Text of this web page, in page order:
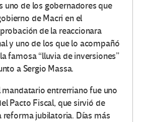
uno de los gobernadores que
de Macri en el
de la reaccionara
y uno de los que lo acompañó
famosa “lluvia de inversiones”
a Sergio Massa.
mandatario entrerriano fue uno
Pacto Fiscal, que sirvió de
reforma jubilatoria. Días más